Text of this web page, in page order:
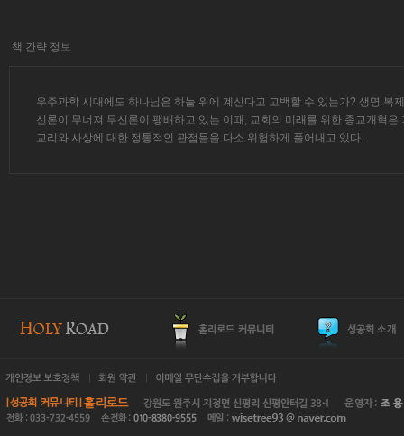
책 간략 정보
우주과학 시대에도 하나님은 하늘 위에 계신다고 고백할 수 있는가? 생명
신론이 무너져 무신론이 팽배하고 있는 이때, 교회의 미래를 위한 종교개혁
교리와 사상에 대한 정통적인 관점들을 다소 위험하게 풀어내고 있다.